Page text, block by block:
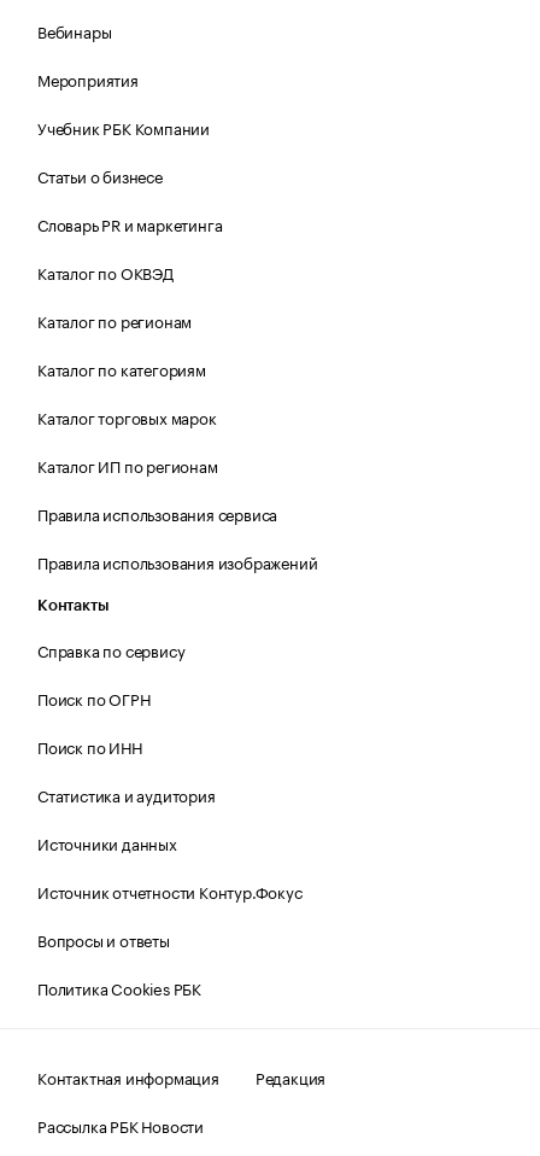
Вебинары
Мероприятия
Учебник РБК Компании
Статьи о бизнесе
Словарь PR и маркетинга
Каталог по ОКВЭД
Каталог по регионам
Каталог по категориям
Каталог торговых марок
Каталог ИП по регионам
Правила использования сервиса
Правила использования изображений
Контакты
Справка по сервису
Поиск по ОГРН
Поиск по ИНН
Статистика и аудитория
Источники данных
Источник отчетности Контур.Фокус
Вопросы и ответы
Политика Cookies РБК
Контактная информация
Редакция
Рассылка РБК Новости